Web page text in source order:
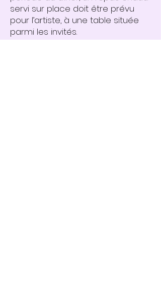
servi sur place doit être prévu
pour l’artiste, à une table située
parmi les invités.